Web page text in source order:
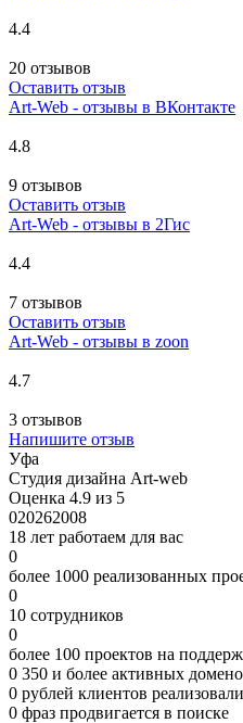
4.4
20 отзывов
Оставить отзыв
Art-Web - отзывы в ВКонтакте
4.8
9 отзывов
Оставить отзыв
Art-Web - отзывы в 2Гис
4.4
7 отзывов
Оставить отзыв
Art-Web - отзывы в zoon
4.7
3 отзывов
Напишите отзыв
Уфа
Студия дизайна Art-web
Оценка 4.9 из 5
020262008
18 лет работаем для вас
0
более 1000 реализованных
0
10 сотрудников
0
более 100 проектов на
0 350 и более активных
0 рублей клиентов
0 фраз продвигается в поиске